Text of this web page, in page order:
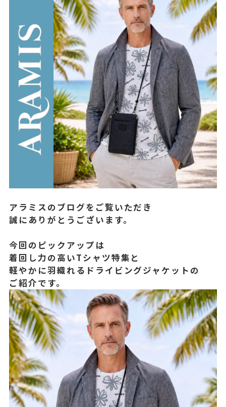
アラミスのブログをご覧いただき
誠にありがとうございます。
今回のピックアップは
着回し力の高いTシャツ特集と
軽やかに羽織れるドライビングジャケットの
ご紹介です。